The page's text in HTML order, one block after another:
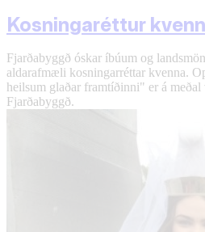
Kosningaréttur
Fjarðabyggð óskar íbúum og
aldarafmæli kosningarréttar kvenna.
heilsum glaðar framtíðinni" er á
Fjarðabyggð.